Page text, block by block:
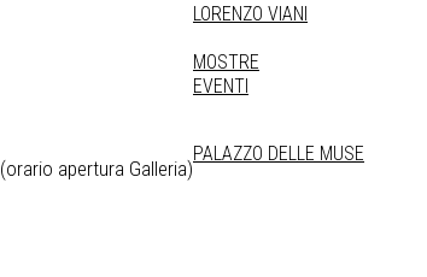
(orario apertura Galleria)
LORENZO VIANI
MOSTRE
EVENTI
PALAZZO DELLE MUSE